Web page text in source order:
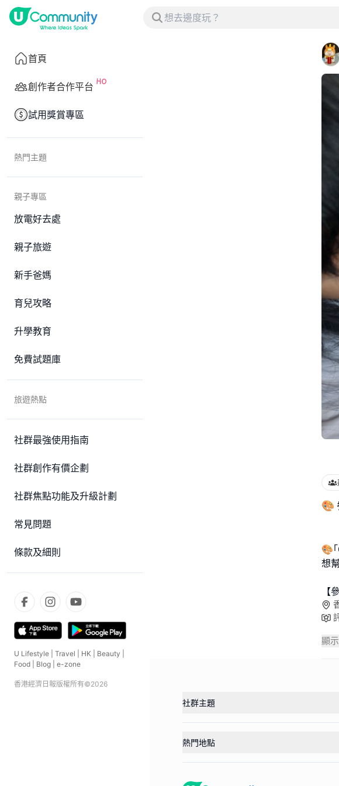
首頁
創作者合作平台
試用獎賞專區
熱門主題
親子專區
放電好去處
親子旅遊
新手爸媽
育兒攻略
升學教育
免費試題庫
旅遊熱點
社群最強使用指南
社群創作有價企劃
社群焦點功能及升級計劃
常見問題
條款及細則
U Lifestyle Travel HK Beauty
Food
Blog e-zone
香港經濟日報版權所有©2026
🎨
🎨
想
【
顯
社群主題
熱門地點